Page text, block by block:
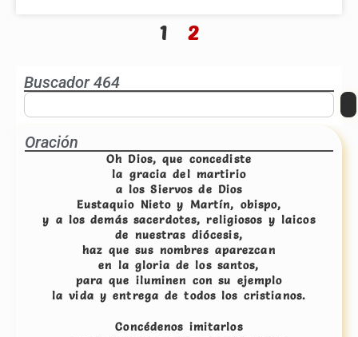
1 2
Buscador 464
Oración
Oh Dios, que concediste
la gracia del martirio
a los Siervos de Dios
Eustaquio Nieto y Martín, obispo,
y a los demás sacerdotes, religiosos y laicos
de nuestras diócesis,
haz que sus nombres aparezcan
en la gloria de los santos,
para que iluminen con su ejemplo
la vida y entrega de todos los cristianos.
Concédenos imitarlos